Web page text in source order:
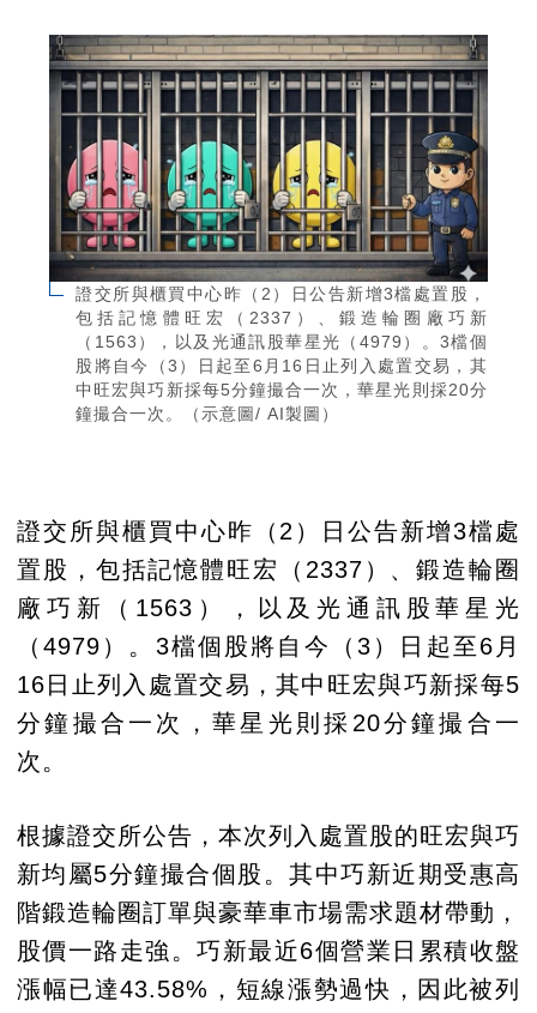
證交所與櫃買中心昨（2）日公告新增3檔處置股，
包括記憶體旺宏（2337）、鍛造輪圈廠巧新
（1563），以及光通訊股華星光（4979）。3檔個
股將自今（3）日起至6月16日止列入處置交易，其
中旺宏與巧新採每5分鐘撮合一次，華星光則採20分
鐘撮合一次。（示意圖/ AI製圖）
證交所與櫃買中心昨（2）日公告新增3檔處
置股，包括記憶體旺宏（2337）、鍛造輪圈
廠巧新（1563），以及光通訊股華星光
（4979）。3檔個股將自今（3）日起至6月
16日止列入處置交易，其中旺宏與巧新採每5
分鐘撮合一次，華星光則採20分鐘撮合一
次。
根據證交所公告，本次列入處置股的旺宏與巧
新均屬5分鐘撮合個股。其中巧新近期受惠高
階鍛造輪圈訂單與豪華車市場需求題材帶動，
股價一路走強。巧新最近6個營業日累積收盤
漲幅已達43.58%，短線漲勢過快，因此被列